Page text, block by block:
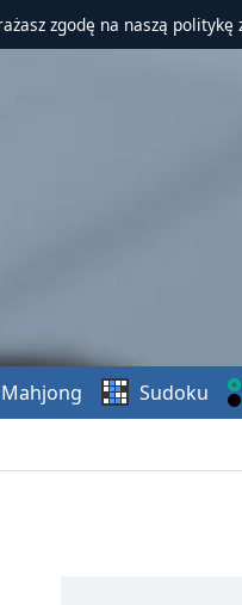
zgodę na naszą
Mahjong Sudoku